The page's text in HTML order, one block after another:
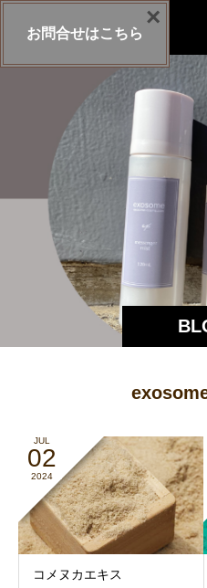
exosome-cosme
JUL
02
2024
コメヌカエキス
お問合せはこちら
×